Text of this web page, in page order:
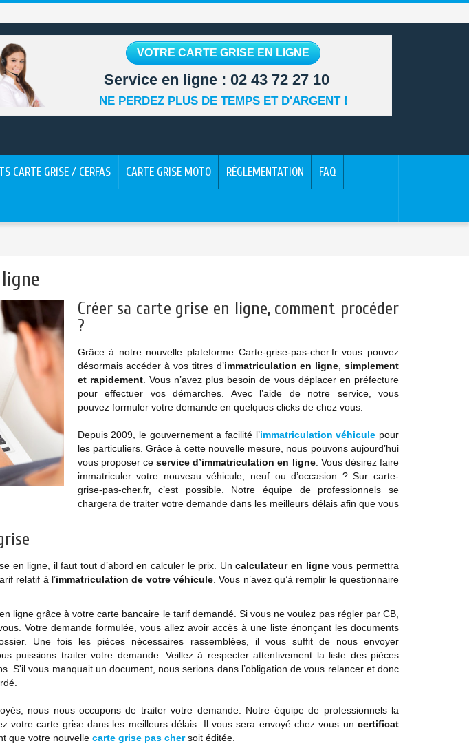
VOTRE CARTE GRISE EN LIGNE
Service en ligne : 02 43 72 27 10
NE PERDEZ PLUS DE TEMPS ET D'ARGENT !
CARTE GRISE / CERFAS CARTE GRISE MOTO RÉGLEMENTATION FAQ
Créer sa carte grise en ligne, comment procéder
?
Grâce à notre nouvelle plateforme Carte-grise-pas-cher.fr vous pouvez
désormais accéder à vos titres d’immatriculation en ligne simplement
et rapidement. Vous n’avez plus besoin de vous déplacer en préfecture
pour effectuer vos démarches. Avec l’aide de notre service, vous
pouvez formuler votre demande en quelques clicks de chez vous.
Depuis 2009, le gouvernement a facilité l’immatriculation véhicule pour
les particuliers. Grâce à cette nouvelle mesure, nous pouvons aujourd’hui
vous proposer ce service d’immatriculation en ligne. Vous désirez faire
immatriculer votre nouveau véhicule, neuf ou d’occasion ? Sur carte-
grise-pas-cher.fr, c’est possible. Notre équipe de professionnels se
chargera de traiter votre demande dans les meilleurs délais afin que vous
en ligne, il faut tout d’abord en calculer le prix. Uncalculateur en lignevous permettra
relatif à l’immatriculation de votre véhicule . Vous n’avez qu’à remplir le questionnaire
ligne grâce à votre carte bancaire le tarif demandé. Si vous ne voulez pas régler par CB,
Votre demande formulée, vous allez avoir accès à une liste énonçant les documents
Une fois les pièces nécessaires rassemblées, il vous suffit de nous envoyer
puissions traiter votre demande. Veillez à respecter attentivement la liste des pièces
S'il vous manquait un document, nous serions dans l’obligation de vous relancer et donc
nous nous occupons de traiter votre demande. Notre équipe de professionnels la
votre carte grise dans les meilleurs délais. Il vous sera envoyé chez vous un certificat
que votre nouvelle carte grise pas chersoit éditée.